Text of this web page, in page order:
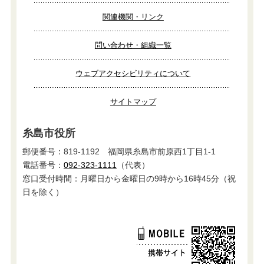
関連機関・リンク
問い合わせ・組織一覧
ウェブアクセシビリティについて
サイトマップ
糸島市役所
郵便番号：819-1192 福岡県糸島市前原西1丁目1-1
電話番号： 092-323-1111
（代表）
窓口受付時間：月曜日から金曜日の9時から16時45分（祝
日を除く）